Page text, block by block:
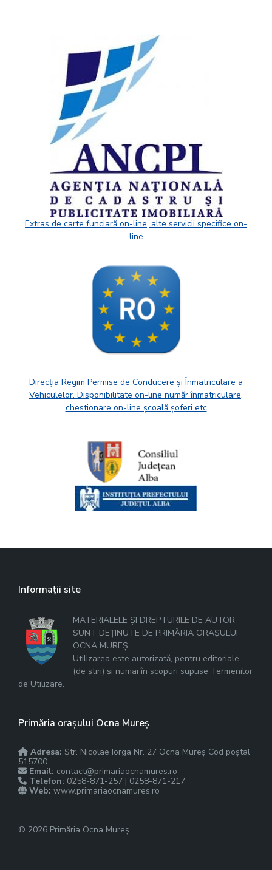
Extras de carte funciară on-line, alte servicii specifice on-
line
Direcția Regim Permise de Conducere și Înmatriculare a
Vehiculelor. Disponibilitate on-line număr înmatriculare,
chestionare on-line școală șoferi etc
Informații site
MATERIALELE ȘI DREPTURILE DE AUTOR
SUNT DEȚINUTE DE PRIMĂRIA ORAȘULUI
OCNA MUREȘ.
Utilizarea este autorizată, pentru editoriale
(de știri) și numai în scopuri supuse Termenilor
de Utilizare.
Primăria orașului Ocna Mureș
Adresa: Str. Nicolae Iorga Nr. 27 Ocna Mureș Cod poștal
515700
Email: contact@primariaocnamures.ro
Telefon: 0258-871-257 | 0258-871-217
Web: www.primariaocnamures.ro
© 2026 Primăria Ocna Mureș